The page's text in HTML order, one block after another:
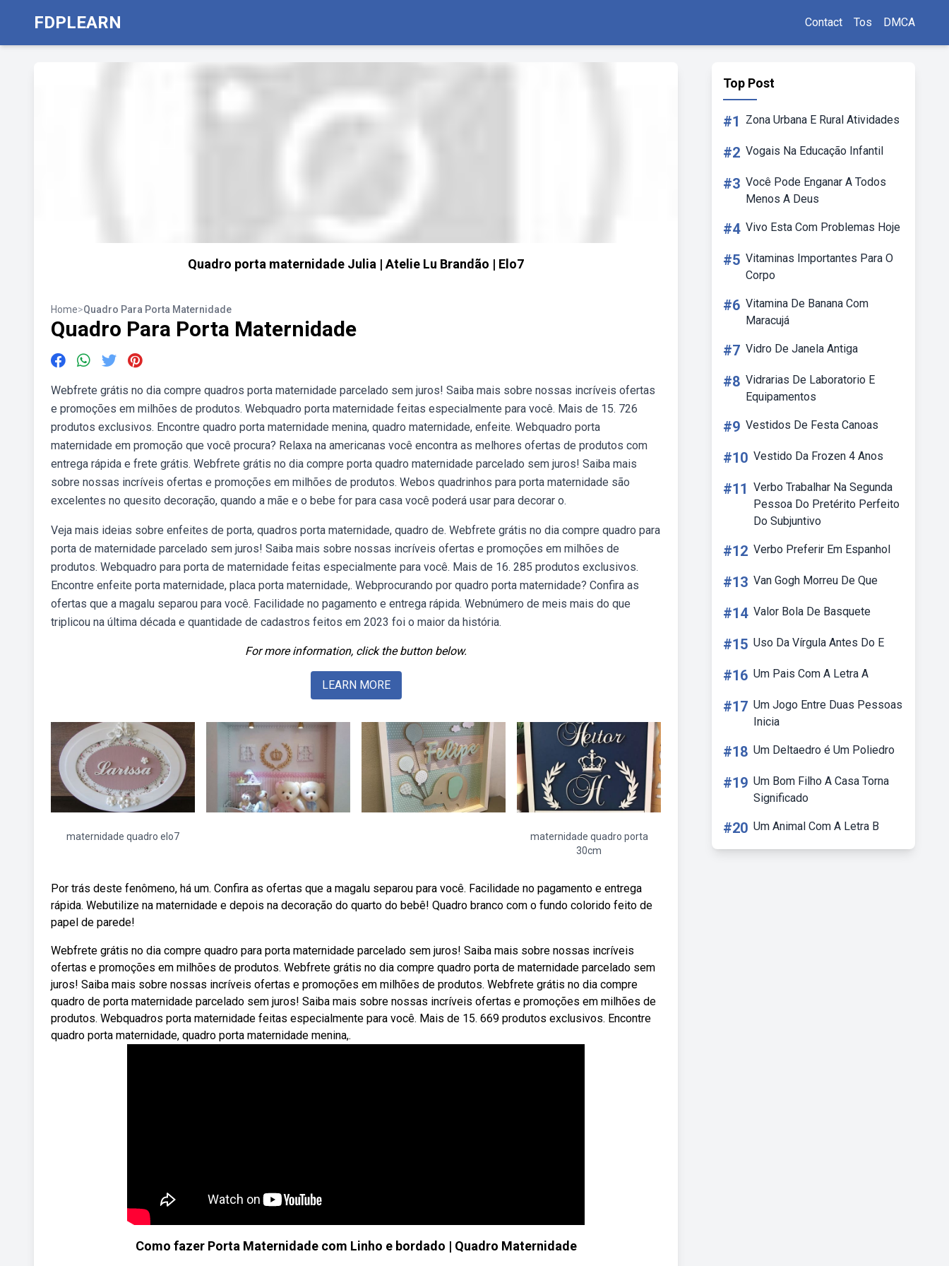
FDPLEARN Contact Tos DMCA
Quadro porta maternidade Julia | Atelie Lu Brandão | Elo7
Home>Quadro Para Porta Maternidade
Quadro Para Porta Maternidade
Webfrete grátis no dia compre quadros porta maternidade parcelado sem juros! Saiba mais sobre nossas incríveis ofertas
e promoções em milhões de produtos. Webquadro porta maternidade feitas especialmente para você. Mais de 15. 726
produtos exclusivos. Encontre quadro porta maternidade menina, quadro maternidade, enfeite. Webquadro porta
maternidade em promoção que você procura? Relaxa na americanas você encontra as melhores ofertas de produtos com
entrega rápida e frete grátis. Webfrete grátis no dia compre porta quadro maternidade parcelado sem juros! Saiba mais
sobre nossas incríveis ofertas e promoções em milhões de produtos. Webos quadrinhos para porta maternidade são
excelentes no quesito decoração, quando a mãe e o bebe for para casa você poderá usar para decorar o.
Veja mais ideias sobre enfeites de porta, quadros porta maternidade, quadro de. Webfrete grátis no dia compre quadro para
porta de maternidade parcelado sem juros! Saiba mais sobre nossas incríveis ofertas e promoções em milhões de
produtos. Webquadro para porta de maternidade feitas especialmente para você. Mais de 16. 285 produtos exclusivos.
Encontre enfeite porta maternidade, placa porta maternidade,. Webprocurando por quadro porta maternidade? Confira as
ofertas que a magalu separou para você. Facilidade no pagamento e entrega rápida. Webnúmero de meis mais do que
triplicou na última década e quantidade de cadastros feitos em 2023 foi o maior da história.
For more information, click the button below.
LEARN MORE
maternidade quadro elo7
maternidade quadro porta
30cm
Por trás deste fenômeno, há um. Confira as ofertas que a magalu separou para você. Facilidade no pagamento e entrega
rápida. Webutilize na maternidade e depois na decoração do quarto do bebê! Quadro branco com o fundo colorido feito de
papel de parede!
Webfrete grátis no dia compre quadro para porta maternidade parcelado sem juros! Saiba mais sobre nossas incríveis
ofertas e promoções em milhões de produtos. Webfrete grátis no dia compre quadro porta de maternidade parcelado sem
juros! Saiba mais sobre nossas incríveis ofertas e promoções em milhões de produtos. Webfrete grátis no dia compre
quadro de porta maternidade parcelado sem juros! Saiba mais sobre nossas incríveis ofertas e promoções em milhões de
produtos. Webquadros porta maternidade feitas especialmente para você. Mais de 15. 669 produtos exclusivos. Encontre
quadro porta maternidade, quadro porta maternidade menina,.
Como fazer Porta Maternidade com Linho e bordado | Quadro Maternidade
Top Post
#1 Zona Urbana E Rural Atividades
#2 Vogais Na Educação Infantil
#3 Você Pode Enganar A Todos
Menos A Deus
#4 Vivo Esta Com Problemas Hoje
#5 Vitaminas Importantes Para O
Corpo
#6 Vitamina De Banana Com
Maracujá
#7 Vidro De Janela Antiga
#8 Vidrarias De Laboratorio E
Equipamentos
#9 Vestidos De Festa Canoas
#10 Vestido Da Frozen 4 Anos
#11 Verbo Trabalhar Na Segunda
Pessoa Do Pretérito Perfeito
Do Subjuntivo
#12 Verbo Preferir Em Espanhol
#13 Van Gogh Morreu De Que
#14 Valor Bola De Basquete
#15 Uso Da Vírgula Antes Do E
#16 Um Pais Com A Letra A
#17 Um Jogo Entre Duas Pessoas
Inicia
#18 Um Deltaedro é Um Poliedro
#19 Um Bom Filho A Casa Torna
Significado
#20 Um Animal Com A Letra B